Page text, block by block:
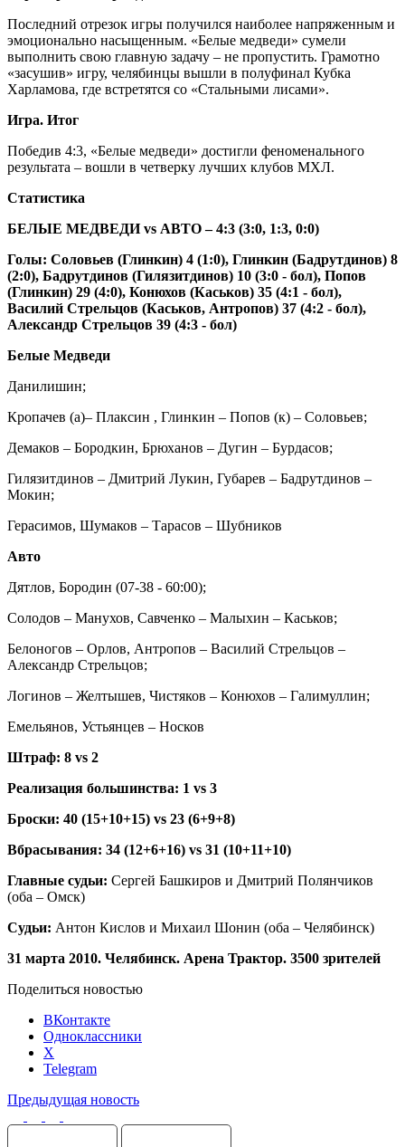
Последний отрезок игры получился наиболее напряженным и
эмоционально насыщенным. «Белые медведи» сумели
выполнить свою главную задачу – не пропустить. Грамотно
«засушив» игру, челябинцы вышли в полуфинал Кубка
Харламова, где встретятся со «Стальными лисами».
Игра. Итог
Победив 4:3, «Белые медведи» достигли феноменального
результата – вошли в четверку лучших клубов МХЛ.
Статистика
БЕЛЫЕ МЕДВЕДИvs АВТО – 4:3 (3:0, 1:3, 0:0)
Голы: Соловьев (Глинкин) 4 (1:0), Глинкин (Бадрутдинов) 8
(2:0), Бадрутдинов (Гилязитдинов) 10 (3:0 - бол), Попов
(Глинкин) 29 (4:0), Конюхов (Каськов) 35 (4:1 - бол),
Василий Стрельцов (Каськов, Антропов) 37 (4:2 - бол),
Александр Стрельцов 39 (4:3 - бол)
Белые Медведи
Данилишин;
Кропачев (а)– Плаксин , Глинкин – Попов (к) – Соловьев;
Демаков – Бородкин, Брюханов – Дугин – Бурдасов;
Гилязитдинов – Дмитрий Лукин, Губарев – Бадрутдинов –
Мокин;
Герасимов, Шумаков – Тарасов – Шубников
Авто
Дятлов, Бородин (07-38 - 60:00);
Солодов – Манухов, Савченко – Малыхин – Каськов;
Белоногов – Орлов, Антропов – Василий Стрельцов –
Александр Стрельцов;
Логинов – Желтышев, Чистяков – Конюхов – Галимуллин;
Емельянов, Устьянцев – Носков
Штраф: 8 vs 2
Реализация большинства: 1 vs 3
Броски: 40 (15+10+15) vs 23 (6+9+8)
Вбрасывания: 34 (12+6+16) vs 31 (10+11+10)
Главные судьи: Сергей Башкиров и Дмитрий Полянчиков
(оба – Омск)
Судьи: Антон Кислов и Михаил Шонин (оба – Челябинск)
31 марта 2010. Челябинск. Арена Трактор. 3500 зрителей
Поделиться новостью
ВКонтакте
Одноклассники
X
Telegram
Предыдущая новость